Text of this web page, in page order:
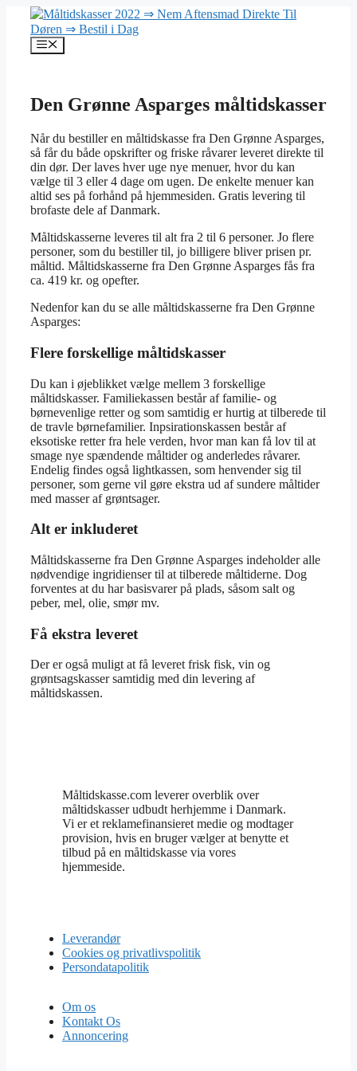
indhold
Menu
Den Grønne Asparges måltidskasser
Når du bestiller en måltidskasse fra Den Grønne Asparges,
så får du både opskrifter og friske råvarer leveret direkte til
din dør. Der laves hver uge nye menuer, hvor du kan
vælge til 3 eller 4 dage om ugen. De enkelte menuer kan
altid ses på forhånd på hjemmesiden. Gratis levering til
brofaste dele af Danmark.
Måltidskasserne leveres til alt fra 2 til 6 personer. Jo flere
personer, som du bestiller til, jo billigere bliver prisen pr.
måltid. Måltidskasserne fra Den Grønne Asparges fås fra
ca. 419 kr. og opefter.
Nedenfor kan du se alle måltidskasserne fra Den Grønne
Asparges:
Flere forskellige måltidskasser
Du kan i øjeblikket vælge mellem 3 forskellige
måltidskasser. Familiekassen består af familie- og
børnevenlige retter og som samtidig er hurtig at tilberede til
de travle børnefamilier. Inpsirationskassen består af
eksotiske retter fra hele verden, hvor man kan få lov til at
smage nye spændende måltider og anderledes råvarer.
Endelig findes også lightkassen, som henvender sig til
personer, som gerne vil gøre ekstra ud af sundere måltider
med masser af grøntsager.
Alt er inkluderet
Måltidskasserne fra Den Grønne Asparges indeholder alle
nødvendige ingridienser til at tilberede måltiderne. Dog
forventes at du har basisvarer på plads, såsom salt og
peber, mel, olie, smør mv.
Få ekstra leveret
Der er også muligt at få leveret frisk fisk, vin og
grøntsagskasser samtidig med din levering af
måltidskassen.
Måltidskasse.com leverer overblik over
måltidskasser udbudt herhjemme i Danmark.
Vi er et reklamefinansieret medie og modtager
provision, hvis en bruger vælger at benytte et
tilbud på en måltidskasse via vores
hjemmeside.
Leverandør
Cookies og privatlivspolitik
Persondatapolitik
Om os
Kontakt Os
Annoncering